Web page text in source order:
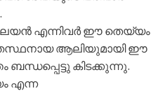
എന്നിവര്‍ ഈ തെയ്യം
ആലിയുമായി ഈ
കിടക്കുന്നു.
എന്ന